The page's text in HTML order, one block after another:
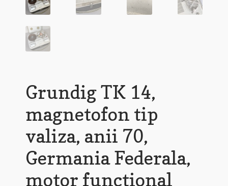
Grundig TK 14,
magnetofon tip
valiza, anii 70,
Germania Federala,
motor functional